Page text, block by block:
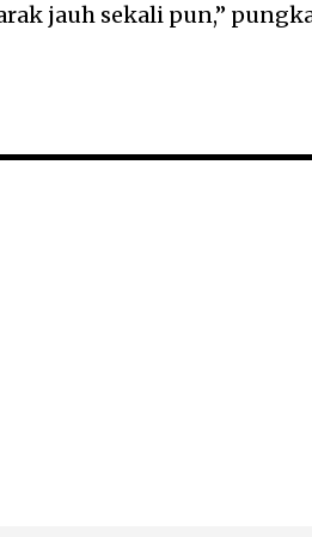
jauh sekali pun,”